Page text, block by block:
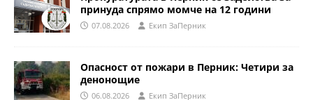
принуда спрямо момче на 12 години
07.08.2026 Eкип ЗаПерник
Опасност от пожари в Перник: Четири за
денонощие
06.08.2026 Eкип ЗаПерник